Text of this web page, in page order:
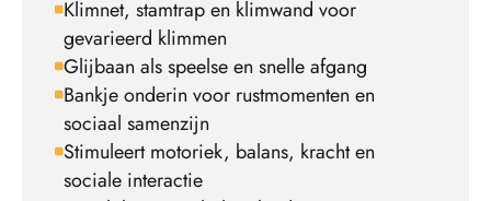
Klimnet, stamtrap en klimwand voor
gevarieerd klimmen
Glijbaan als speelse en snelle afgang
Bankje onderin voor rustmomenten en
sociaal samenzijn
Stimuleert motoriek, balans, kracht en
sociale interactie